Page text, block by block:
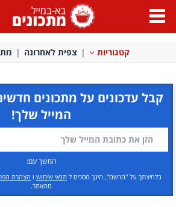
פתח
תפריט
קטגוריות צפית לאחרונה
קבל עדכונים על מתכונים
המייל שלך!
המשך עם:
בלחיצתך על "הרשם", הינך מסכים ל תנאי שימוש ו הצהרת
מהאתר.